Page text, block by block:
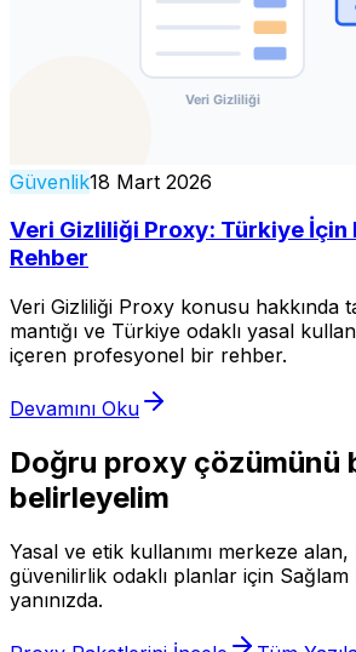
Güvenlik18 Mart 2026
Veri Gizliliği Proxy: Türkiye İçin
Rehber
Veri Gizliliği Proxy konusu hakkında
mantığı ve Türkiye odaklı yasal
içeren profesyonel bir rehber.
Devamını Oku
Doğru proxy çözümünü
belirleyelim
Yasal ve etik kullanımı merkeze
güvenilirlik odaklı planlar için
yanınızda.